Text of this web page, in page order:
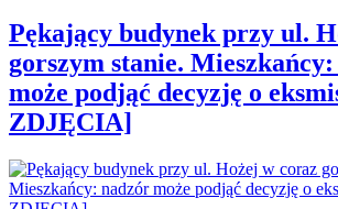
Pękający budynek przy ul.
gorszym stanie.
może podjąć decyzję o
ZDJĘCIA]